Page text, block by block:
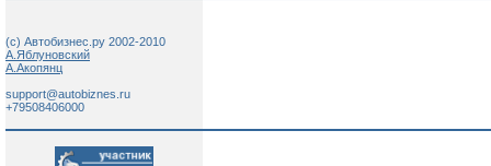
(c) Автобизнес.ру 2002-2010
А.Яблуновский
А.Акопянц
support@autobiznes.ru
+79508406000